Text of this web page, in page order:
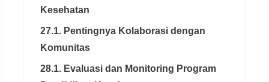
Kesehatan
27.1. Pentingnya Kolaborasi dengan
Komunitas
28.1. Evaluasi dan Monitoring Program